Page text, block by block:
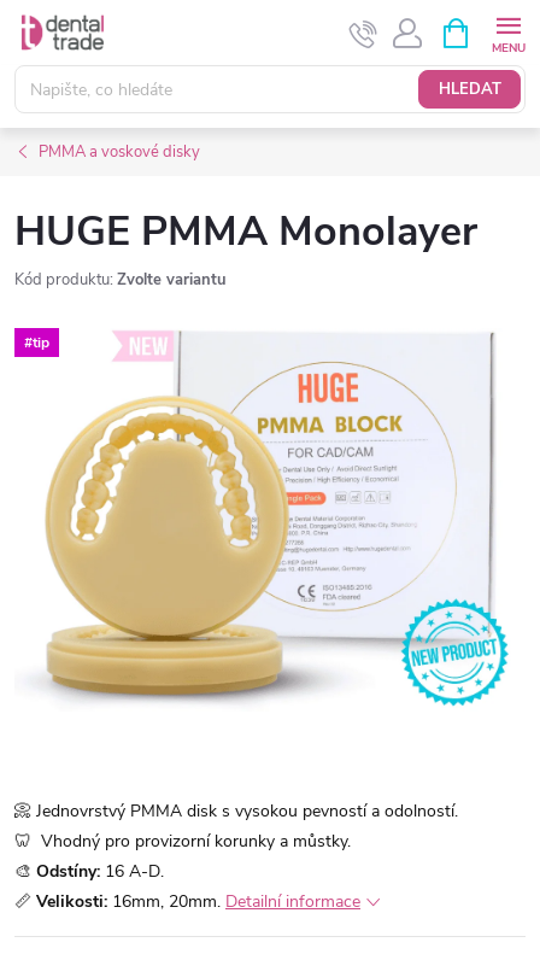
Přejít
obsah
HLEDAT
NÁKUPNÍ
KOŠÍK
PMMA a voskové disky
HUGE PMMA Monolayer
Kód produktu: Zvolte variantu
#tip
📀 Jednovrstvý PMMA disk s vysokou pevností a odolností.
🦷 Vhodný pro provizorní korunky a můstky.
🎨 Odstíny: 16 A-D.
📏 Velikosti: 16mm, 20mm. Detailní informace